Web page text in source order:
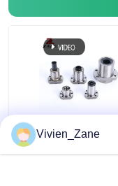
SF STYPE Vite a
ricircolo di sfere in
Vivien_Zane